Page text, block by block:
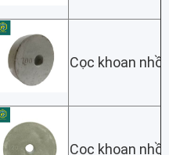
Cọc khoan
Cọc khoan